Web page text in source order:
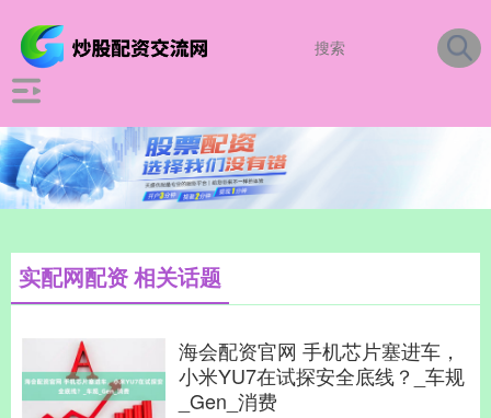
实配网配资 相关话题
海会配资官网 手机芯片塞进车，
小米YU7在试探安全底线？_车规
_Gen_消费